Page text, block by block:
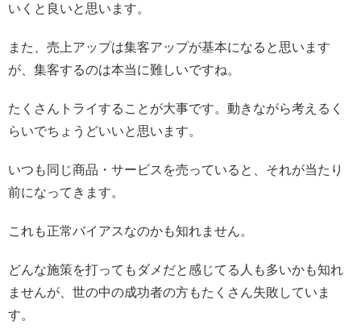
いくと良いと思います。
また、売上アップは集客アップが基本になると思います
が、集客するのは本当に難しいですね。
たくさんトライすることが大事です。動きながら考えるく
らいでちょうどいいと思います。
いつも同じ商品・サービスを売っていると、それが当たり
前になってきます。
これも正常バイアスなのかも知れません。
どんな施策を打ってもダメだと感じてる人も多いかも知れ
ませんが、世の中の成功者の方もたくさん失敗していま
す。